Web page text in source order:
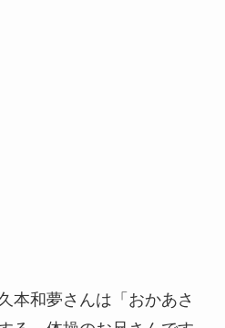
本和夢さんは「おかあさ